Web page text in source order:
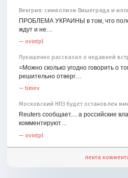
Венгрия: символизм Вишеграда и
ПРОБЛЕМА УКРАИНЫ в том, что
ждут и не…
— ovintpl
Лукашенко рассказал о недавней
=Можно сколько угодно говорить о
решительно отверг…
—timev
Московский НПЗ будет остановлен
Reuters сообщает.... а российские
комментируют…
— ovintpl
лента